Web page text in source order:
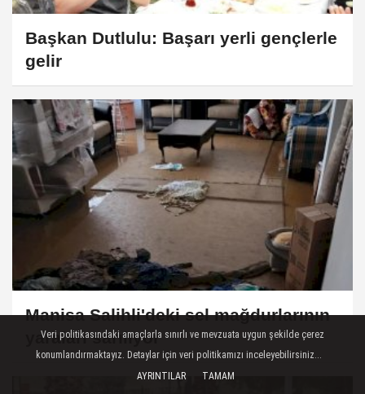
Başkan Dutlulu: Başarı yerli gençlerle
gelir
Manisa Salihli'deki sel mağdurlarının
yaraları sarılıyor
Veri politikasındaki amaçlarla sınırlı ve mevzuata uygun şekilde çerez
konumlandırmaktayız. Detaylar için veri politikamızı inceleyebilirsiniz...
AYRINTILAR
TAMAM